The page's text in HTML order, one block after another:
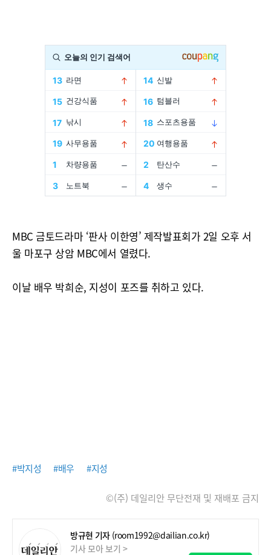
MBC 금토드라마 ‘판사 이한영’ 제작발표회가 2일 오후 서
울 마포구 상암 MBC에서 열렸다.
이날 배우 박희순, 지성이 포즈를 취하고 있다.
#박지성 #배우 #지성
©(주) 데일리안 무단전재 및 재배포 금지
방규현 기자 (room1992@dailian.co.kr)
기사 모아 보기 >